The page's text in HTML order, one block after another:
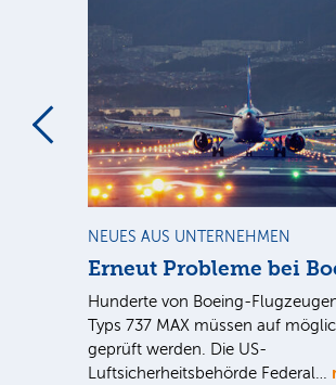
NEUES AUS UNTERNEHMEN
Erneut Probleme bei
Hunderte von Boeing-
Typs 737 MAX müssen auf
geprüft werden. Die US-
Luftsicherheitsbehörde Federal…